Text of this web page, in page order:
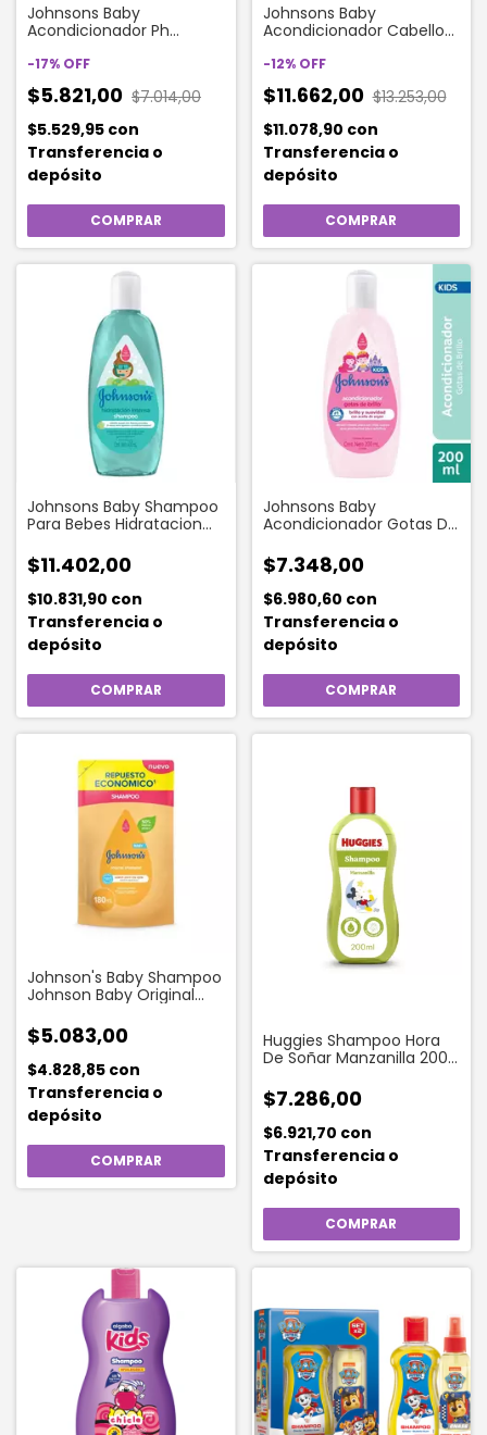
Johnsons Baby
Acondicionador Ph
-17% OFF
$5.821,00 $7.014,00
$5.529,95 con
Transferencia o
depósito
Johnsons Baby
Acondicionador Cabello
-12% OFF
$11.662,00 $13.253,00
$11.078,90 con
Transferencia o
depósito
Johnsons Baby Shampoo
Para Bebes Hidratacion
$11.402,00
$10.831,90 con
Transferencia o
depósito
Johnsons Baby
Acondicionador Gotas De
$7.348,00
$6.980,60 con
Transferencia o
depósito
Johnson's Baby Shampoo
Johnson Baby Original
$5.083,00
$4.828,85 con
Transferencia o
depósito
Huggies Shampoo Hora
De Soñar Manzanilla 200
$7.286,00
$6.921,70 con
Transferencia o
depósito